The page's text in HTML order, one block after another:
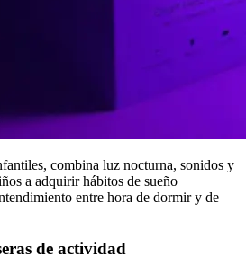
combina luz nocturna, sonidos y
a adquirir hábitos de sueño
entre hora de dormir y de
de actividad